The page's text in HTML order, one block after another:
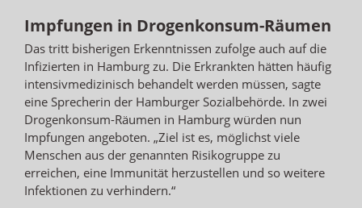
Impfungen in Drogenkonsum-Räumen
Das tritt bisherigen Erkenntnissen zufolge auch auf die
Infizierten in Hamburg zu. Die Erkrankten hätten häufig
intensivmedizinisch behandelt werden müssen, sagte
eine Sprecherin der Hamburger Sozialbehörde. In zwei
Drogenkonsum-Räumen in Hamburg würden nun
Impfungen angeboten. „Ziel ist es, möglichst viele
Menschen aus der genannten Risikogruppe zu
erreichen, eine Immunität herzustellen und so weitere
Infektionen zu verhindern.“